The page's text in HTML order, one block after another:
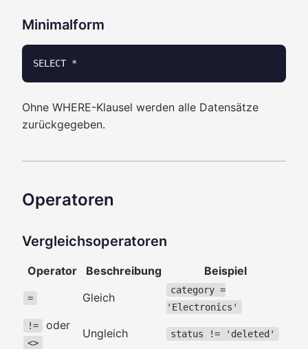
Minimalform
Ohne WHERE-Klausel werden alle Datensätze
zurückgegeben.
Operatoren
Vergleichsoperatoren
Operator Beschreibung Beispiel
= Gleich
category =
'Electronics'
!=
oder
<>
Ungleich status != 'deleted'